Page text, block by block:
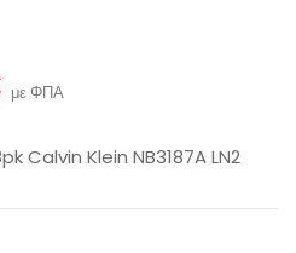
με ΦΠΑ
Calvin Klein NB3187A LN2